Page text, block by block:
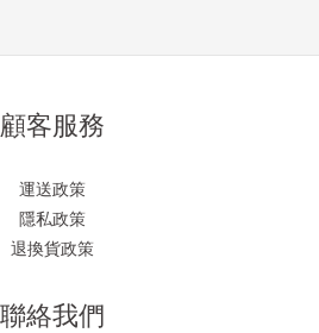
顧客服務
運送政策
隱私政策
退換貨政策
聯絡我們